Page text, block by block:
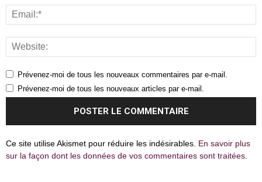
Prévenez-moi de tous les nouveaux commentaires par e-mail.
Prévenez-moi de tous les nouveaux articles par e-mail.
Ce site utilise Akismet pour réduire les indésirables. En savoir plus
sur la façon dont les données de vos commentaires sont traitées.